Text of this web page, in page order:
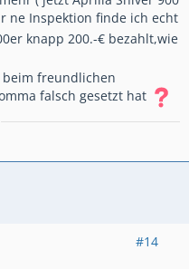
ne Inspektion finde ich echt
knapp 200.-€ bezahlt,wie
freundlichen
falsch gesetzt hat
Land
#14